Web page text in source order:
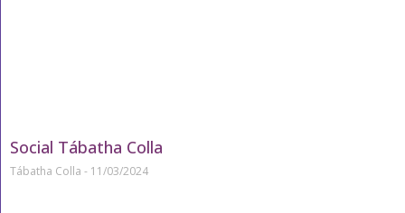
Social Tábatha Colla
Tábatha Colla 11/03/2024